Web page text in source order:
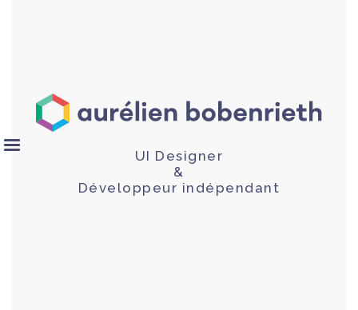
UI Designer
&
Développeur indépendant